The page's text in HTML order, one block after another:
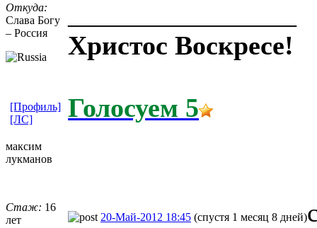
Откуда:
Слава Богу
– Россия
Христос Воскресе!
Голосуем 5
[Профиль]
[ЛС]
максим
лукманов
Стаж: 16
лет
20-Май-2012 18:45 (спустя 1 месяц 8 дней)